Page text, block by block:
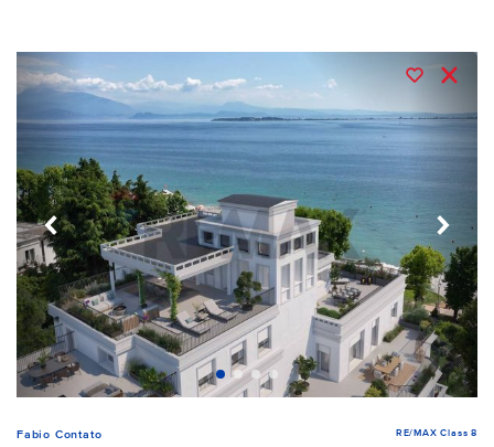
Fabio Contato RE/MAX Class 8